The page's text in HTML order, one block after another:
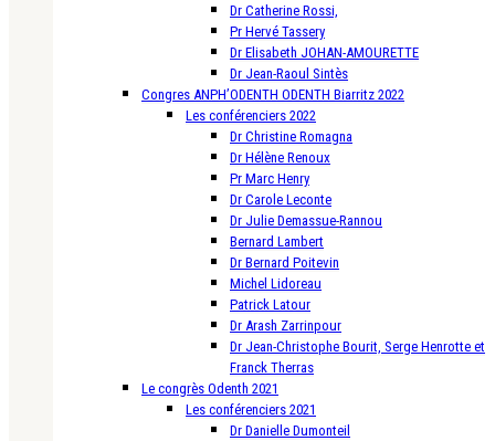
Dr Catherine Rossi,
Pr Hervé Tassery
Dr Elisabeth JOHAN-AMOURETTE
Dr Jean-Raoul Sintès
Congres ANPH’ODENTH ODENTH Biarritz 2022
Les conférenciers 2022
Dr Christine Romagna
Dr Hélène Renoux
Pr Marc Henry
Dr Carole Leconte
Dr Julie Demassue-Rannou
Bernard Lambert
Dr Bernard Poitevin
Michel Lidoreau
Patrick Latour
Dr Arash Zarrinpour
Dr Jean-Christophe Bourit, Serge Henrotte et
Franck Therras
Le congrès Odenth 2021
Les conférenciers 2021
Dr Danielle Dumonteil